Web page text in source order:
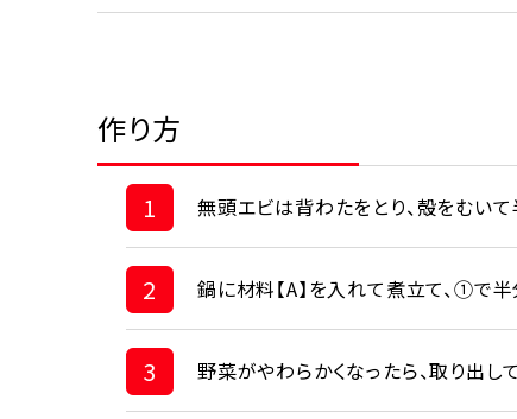
作り方
1 無頭エビは背わたをとり、殻をむい
2 鍋に材料【A】を入れて煮立て、①で
3 野菜がやわらかくなったら、取り出し